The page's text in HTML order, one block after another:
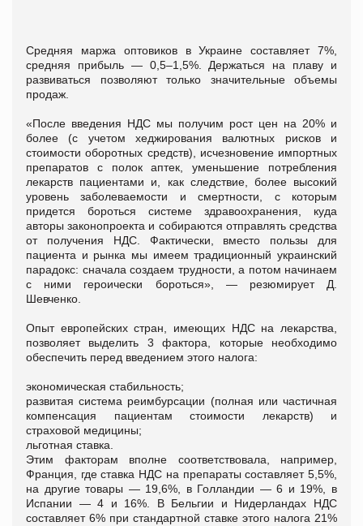
Средняя маржа оптовиков в Украине составляет 7%,
средняя прибыль — 0,5–1,5%. Держаться на плаву и
развиваться позволяют только значительные объемы
продаж.
«После введения НДС мы получим рост цен на 20% и
более (с учетом хеджирования валютных рисков и
стоимости оборотных средств), исчезновение импортных
препаратов с полок аптек, уменьшение потребления
лекарств пациентами и, как следствие, более высокий
уровень заболеваемости и смертности, с которым
придется бороться системе здравоохранения, куда
авторы законопроекта и собираются отправлять средства
от получения НДС. Фактически, вместо пользы для
пациента и рынка мы имеем традиционный украинский
парадокс: сначала создаем трудности, а потом начинаем
с ними героически бороться», — резюмирует Д.
Шевченко.
Опыт европейских стран, имеющих НДС на лекарства,
позволяет выделить 3 фактора, которые необходимо
обеспечить перед введением этого налога:
экономическая стабильность;
развитая система реимбурсации (полная или частичная
компенсация пациентам стоимости лекарств) и
страховой медицины;
льготная ставка.
Этим факторам вполне соответствовала, например,
Франция, где ставка НДС на препараты составляет 5,5%,
на другие товары — 19,6%, в Голландии — 6 и 19%, в
Испании — 4 и 16%. В Бельгии и Нидерландах НДС
составляет 6% при стандартной ставке этого налога 21%